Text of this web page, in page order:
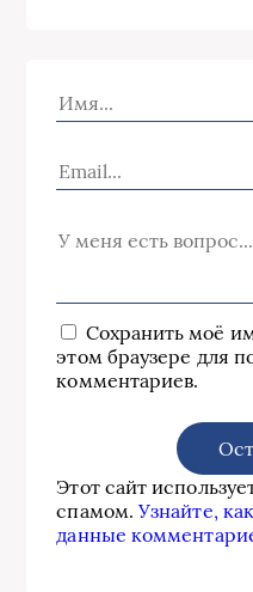
Сохранить моё
этом браузере для
комментариев.
Этот сайт
спамом.Узнайте,
данные